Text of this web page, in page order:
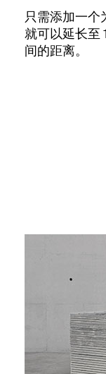
只需添加一个
就可以延长至
间的距离。